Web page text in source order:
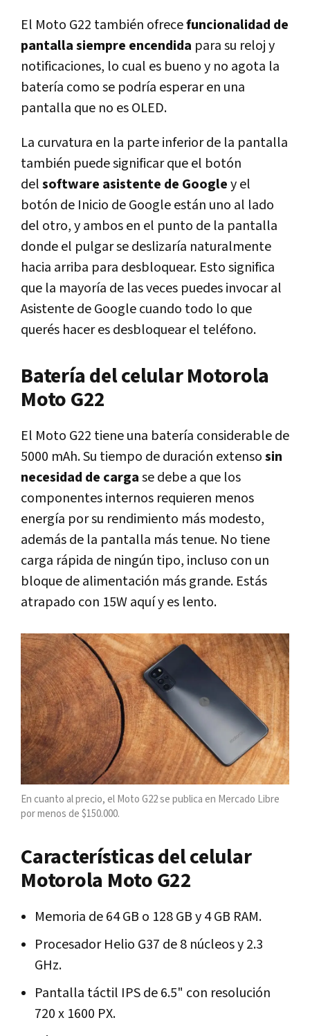
El Moto G22 también ofrecefuncionalidad de
pantalla siempre encendida para su reloj y
notificaciones, lo cual es bueno y no agota la
batería como se podría esperar en una
pantalla que no es OLED.
La curvatura en la parte inferior de la pantalla
también puede significar que el botón
delsoftware asistente de Googley el
botón de Inicio de Google están uno al lado
del otro, y ambos en el punto de la pantalla
donde el pulgar se deslizaría naturalmente
hacia arriba para desbloquear. Esto significa
que la mayoría de las veces puedes invocar al
Asistente de Google cuando todo lo que
querés hacer es desbloquear el teléfono.
Batería del celular Motorola
Moto G22
El Moto G22 tiene una batería considerable de
5000 mAh. Su tiempo de duración extensosin
necesidad de cargase debe a que los
componentes internos requieren menos
energía por su rendimiento más modesto,
además de la pantalla más tenue. No tiene
carga rápida de ningún tipo, incluso con un
bloque de alimentación más grande. Estás
atrapado con 15W aquí y es lento.
En cuanto al precio, el Moto G22 se publica en Mercado Libre
por menos de $150.000.
Características del celular
Motorola Moto G22
Memoria de 64 GB o 128 GB y 4 GB RAM.
Procesador Helio G37 de 8 núcleos y 2.3
GHz.
Pantalla táctil IPS de 6.5" con resolución
720 x 1600 PX.